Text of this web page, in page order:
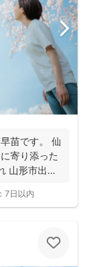
苗です。 仙
寄り添った
山形市出
7日以内